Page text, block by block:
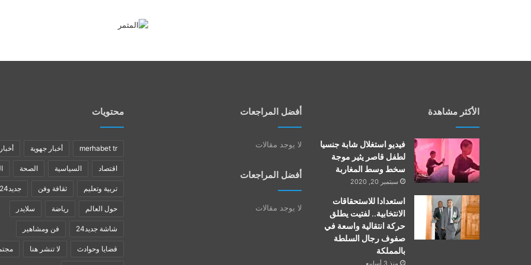
الأكثر مشاهدة
فيديو استغلال شابة جنسيا
لطفل قاصر يثير موجة
سخط وسط المغاربة
سبتمبر 20, 2020
استعدادا للاستحقاقات
الانتخابية.. لفتيت يطلق
حركة انتقالية واسعة في
صفوف رجال السلطة
بالمملكة
منذ 3 أسابيع
أفضل المراجعات
لا يوجد مقالات
أفضل المراجعات
لا يوجد مقالات
محتويات
merhabet tr أخبار جهوية
اقتصاد السياسية الصحة
تربية وتعليم ثقافة وفن جديد24
حول العالم رياضة سلايدر
شاشة جديد24 فن ومشاهير
قضايا وحوادث لا تنشر هنا